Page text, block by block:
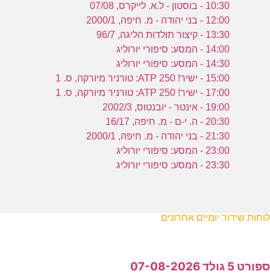
10:30 - בוסטון - ל.א. לייקרס, 07/08
12:00 - בני יהודה - מ. חיפה, 2000/1
13:30 - קיצור תולדות הליגה, 96/7
14:00 - המסע: סיפורי יורוליג
14:30 - המסע: סיפורי יורוליג
15:00 - ישיר! ATP 250: טורניר מיורקה, ס. 1
17:00 - ישיר! ATP 250: טורניר מיורקה, ס. 1
19:00 - אינטר - יובנטוס, 2002/3
20:30 - ה. י-ם - מ. חיפה, 16/17
21:30 - בני יהודה - מ. חיפה, 2000/1
23:00 - המסע: סיפורי יורוליג
23:30 - המסע: סיפורי יורוליג
לוחות שידור יומיים אחרונים
ספורט 5 גולד 07-08-2026